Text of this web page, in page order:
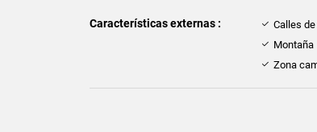
Características externas : Calles
Montaña
Zona